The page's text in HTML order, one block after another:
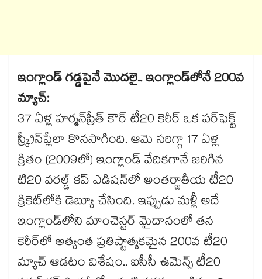
ఇంగ్లాండ్ గడ్డపైనే మొదలై.. ఇంగ్లాండ్‌లోనే 200వ
మ్యాచ్:
37 ఏళ్ల హర్మన్‌ప్రీత్ కౌర్ టీ20 కెరీర్ ఒక పర్‌ఫెక్ట్
స్క్రీన్‌ప్లేలా కొనసాగింది. ఆమె సరిగ్గా 17 ఏళ్ల
క్రితం (2009లో) ఇంగ్లాండ్ వేదికగానే జరిగిన
టి20 వరల్డ్ కప్ ఎడిషన్‌లో అంతర్జాతీయ టీ20
క్రికెట్‌లోకి డెబ్యూ చేసింది. ఇప్పుడు మళ్లీ అదే
ఇంగ్లాండ్‌లోని మాంచెస్టర్ మైదానంలో తన
కెరీర్‌లో అత్యంత ప్రతిష్టాత్మకమైన 200వ టీ20
మ్యాచ్ ఆడటం విశేషం.. ఐసీసీ ఉమెన్స్ టీ20